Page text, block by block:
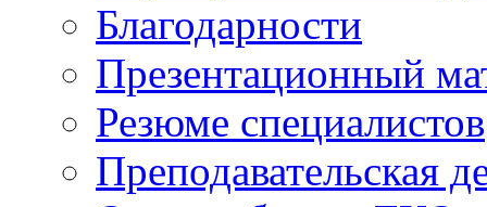
Благодарности
Презентационный
Резюме специалистов
Преподавательская